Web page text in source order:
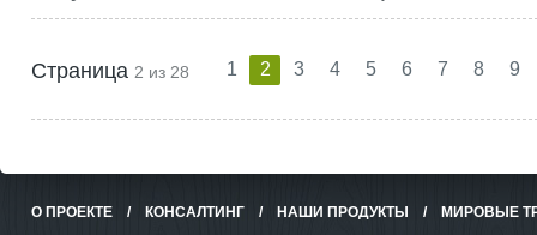
Страница 2 из 28 1 2 3 4 5 6 7 8 9
О ПРОЕКТЕ / КОНСАЛТИНГ / НАШИ ПРОДУКТЫ / МИРОВЫЕ